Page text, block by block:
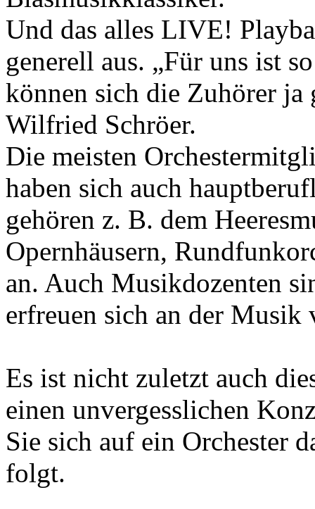
Und das alles LIVE!
generell aus. „Für uns ist
können sich die Zuhörer ja
Wilfried Schröer.
Die meisten
haben sich auch
gehören z. B. dem
Opernhäusern,
an. Auch Musikdozenten
erfreuen sich an der Musik
Es ist nicht zuletzt auch
einen unvergesslichen
Sie sich auf ein Orchester
folgt.